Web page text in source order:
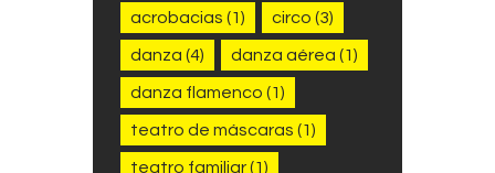
acrobacias (1) circo (3)
danza (4) danza aérea (1)
danza flamenco (1)
teatro de máscaras (1)
teatro familiar(1)